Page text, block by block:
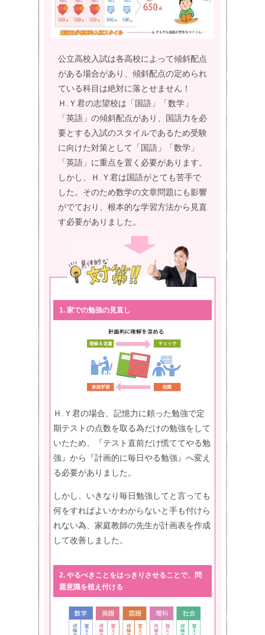
公立高校入試は各高校によって傾斜配点
がある場合があり、傾斜配点の定められ
ている科目は絶対に落とせません！
Ｈ.Ｙ君の志望校は「国語」「数学」
「英語」の傾斜配点があり、国語力を必
要とする入試のスタイルであるため受験
に向けた対策として「国語」「数学」
「英語」に重点を置く必要があります。
しかし、Ｈ.Ｙ君は国語がとても苦手で
した。そのため数学の文章問題にも影響
がでており、根本的な学習方法から見直
す必要がありました。
1. 家での勉強の見直し
Ｈ.Ｙ君の場合、記憶力に頼った勉強で定
期テストの点数を取る為だけの勉強をして
いたため、『テスト直前だけ慌ててやる勉
強』から『計画的に毎日やる勉強』へ変え
る必要がありました。
しかし、いきなり毎日勉強してと言っても
何をすればよいかわからないと手も付けら
れない為、家庭教師の先生が計画表を作成
して改善しました。
2. やるべきことをはっきりさせることで、問
題意識を植え付ける